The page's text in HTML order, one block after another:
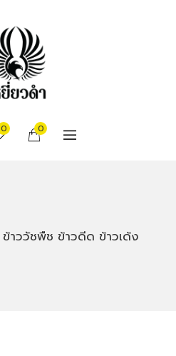
0 0
ข้าววัชพืช ข้าวดีด ข้าวเด้ง